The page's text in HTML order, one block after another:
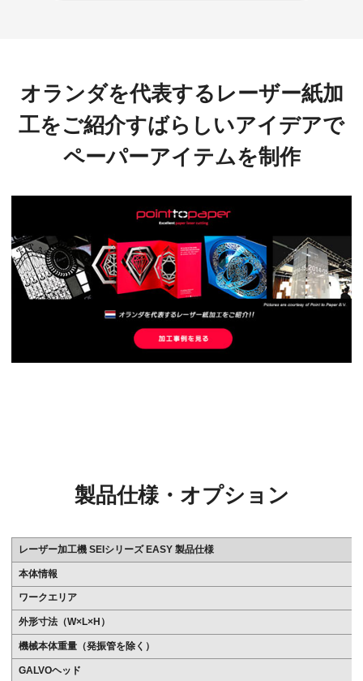
オランダを代表するレーザー紙加
工をご紹介すばらしいアイデアで
ペーパーアイテムを制作
製品仕様・オプション
レーザー加工機 SEIシリーズ EASY 製品仕様
本体情報
ワークエリア
外形寸法（W×L×H）
機械本体重量（発振管を除く）
GALVOヘッド